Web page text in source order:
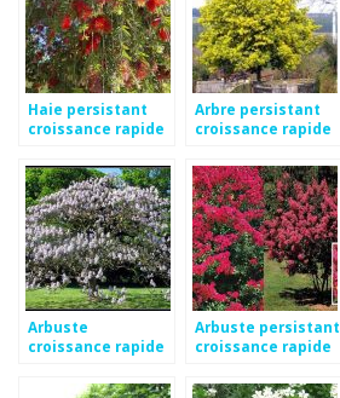
Haie persistant
croissance rapide
Arbre persistant
croissance rapide
Arbuste
croissance rapide
Arbuste persistant
croissance rapide